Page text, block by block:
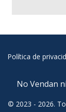
Política de
No Vendan
© 2023 - 2026.